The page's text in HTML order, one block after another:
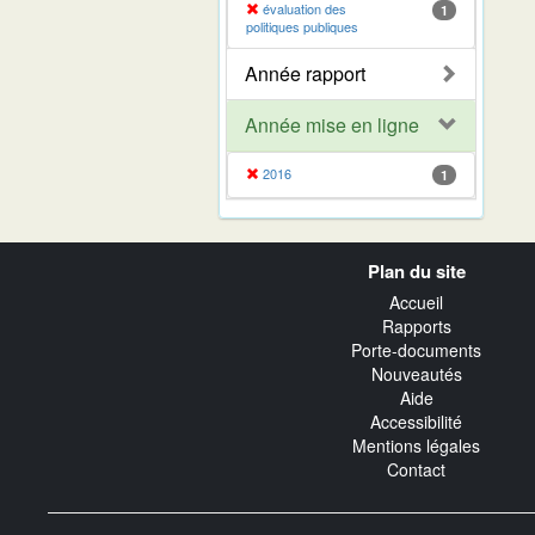
évaluation des
politiques publiques
1
Année rapport
Année mise en ligne
2016 1
Plan du site
Accueil
Rapports
Porte-documents
Nouveautés
Aide
Accessibilité
Mentions légales
Contact